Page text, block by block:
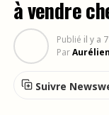
à vendre
Publié il y a
ParAurélien
Suivre